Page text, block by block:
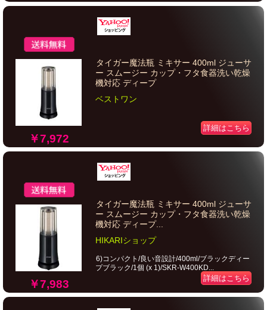
￥7,972
タイガー魔法瓶 ミキサー 400ml ジューサ
ー スムージー カップ・フタ食器洗い乾燥
機対応 ディープ
ベストワン
詳細はこちら
￥7,983
タイガー魔法瓶 ミキサー 400ml ジューサ
ー スムージー カップ・フタ食器洗い乾燥
機対応 ディープ...
HIKARIショップ
6)コンパクト/良い音設計/400ml/ブラックディー
プブラック/1個 (x 1)/SKR-W400KD...
詳細はこちら